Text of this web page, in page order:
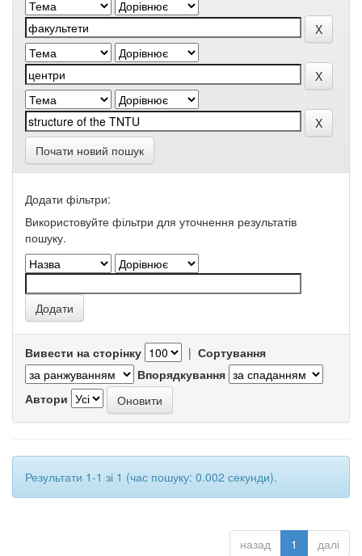
Почати новий пошук
Додати фільтри:
Використовуйте фільтри для уточнення результатів
пошуку.
Вивести на сторінку | Сортування
Впорядкування
Автори
Результати 1-1 зі 1 (час пошуку: 0.002 секунди).
назад 1 далі